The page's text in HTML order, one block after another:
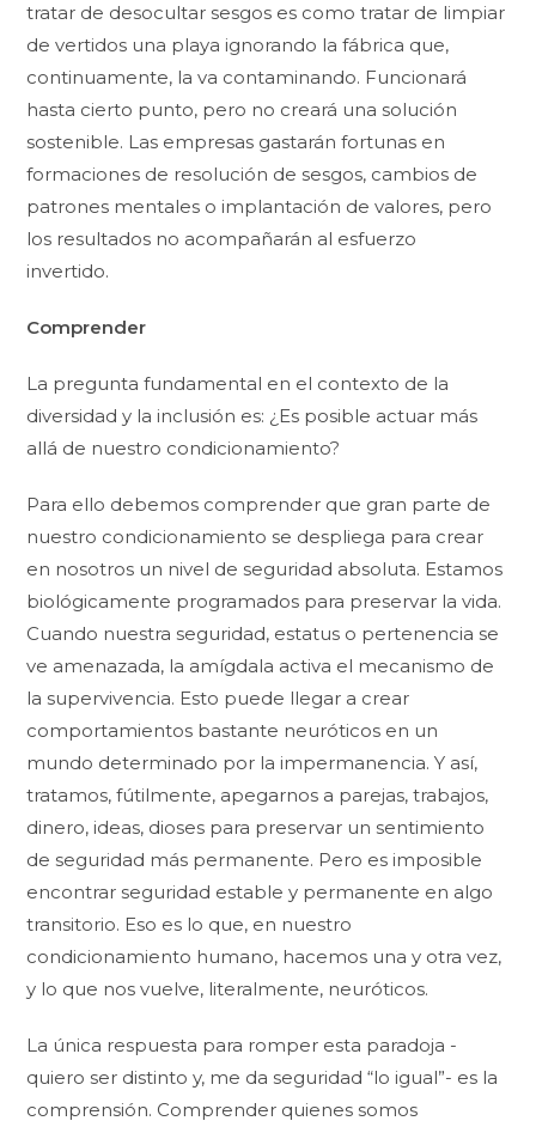
tratar de desocultar sesgos es como tratar de limpiar
de vertidos una playa ignorando la fábrica que,
continuamente, la va contaminando. Funcionará
hasta cierto punto, pero no creará una solución
sostenible. Las empresas gastarán fortunas en
formaciones de resolución de sesgos, cambios de
patrones mentales o implantación de valores, pero
los resultados no acompañarán al esfuerzo
invertido.
Comprender
La pregunta fundamental en el contexto de la
diversidad y la inclusión es: ¿Es posible actuar más
allá de nuestro condicionamiento?
Para ello debemos comprender que gran parte de
nuestro condicionamiento se despliega para crear
en nosotros un nivel de seguridad absoluta. Estamos
biológicamente programados para preservar la vida.
Cuando nuestra seguridad, estatus o pertenencia se
ve amenazada, la amígdala activa el mecanismo de
la supervivencia. Esto puede llegar a crear
comportamientos bastante neuróticos en un
mundo determinado por la impermanencia. Y así,
tratamos, fútilmente, apegarnos a parejas, trabajos,
dinero, ideas, dioses para preservar un sentimiento
de seguridad más permanente. Pero es imposible
encontrar seguridad estable y permanente en algo
transitorio. Eso es lo que, en nuestro
condicionamiento humano, hacemos una y otra vez,
y lo que nos vuelve, literalmente, neuróticos.
La única respuesta para romper esta paradoja -
quiero ser distinto y, me da seguridad “lo igual”- es la
comprensión. Comprender quienes somos